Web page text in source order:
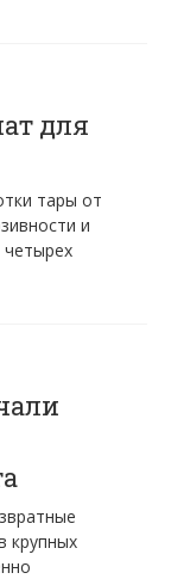
для
тары от
и
четырех
крупных